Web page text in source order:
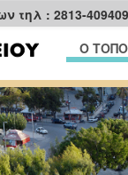
τηλ : 2813-409409
Ο